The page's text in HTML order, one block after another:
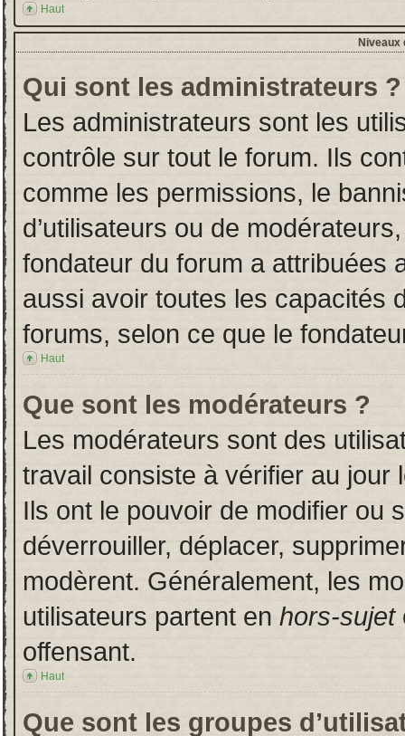
Haut
Niveaux
Qui sont les administrateurs ?
Les administrateurs sont les
contrôle sur tout le forum. Ils
comme les permissions, le
d’utilisateurs ou de
fondateur du forum a attribuées
aussi avoir toutes les capacités
forums, selon ce que le
Haut
Que sont les modérateurs ?
Les modérateurs sont des
travail consiste à vérifier au jour
Ils ont le pouvoir de modifier ou
déverrouiller, déplacer,
modèrent. Généralement, les
utilisateurs partent en hors-sujet
offensant.
Haut
Que sont les groupes